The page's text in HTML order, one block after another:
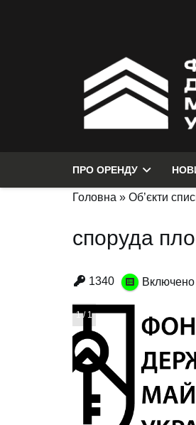
ПРО ОРЕНДУ
Головна » Об’єкти
споруда
1340
Включено
1 / 1